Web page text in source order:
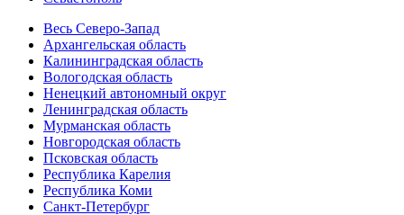
Весь Северо-Запад
Архангельская область
Калининградская область
Вологодская область
Ненецкий автономный округ
Ленинградская область
Мурманская область
Новгородская область
Псковская область
Республика Карелия
Республика Коми
Санкт-Петербург